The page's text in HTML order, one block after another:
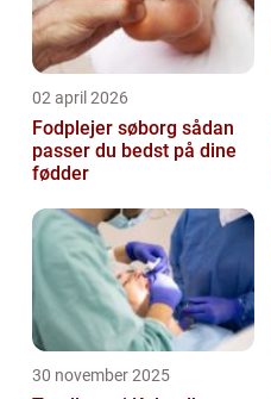
02 april 2026
Fodplejer søborg sådan
passer du bedst på dine
fødder
30 november 2025